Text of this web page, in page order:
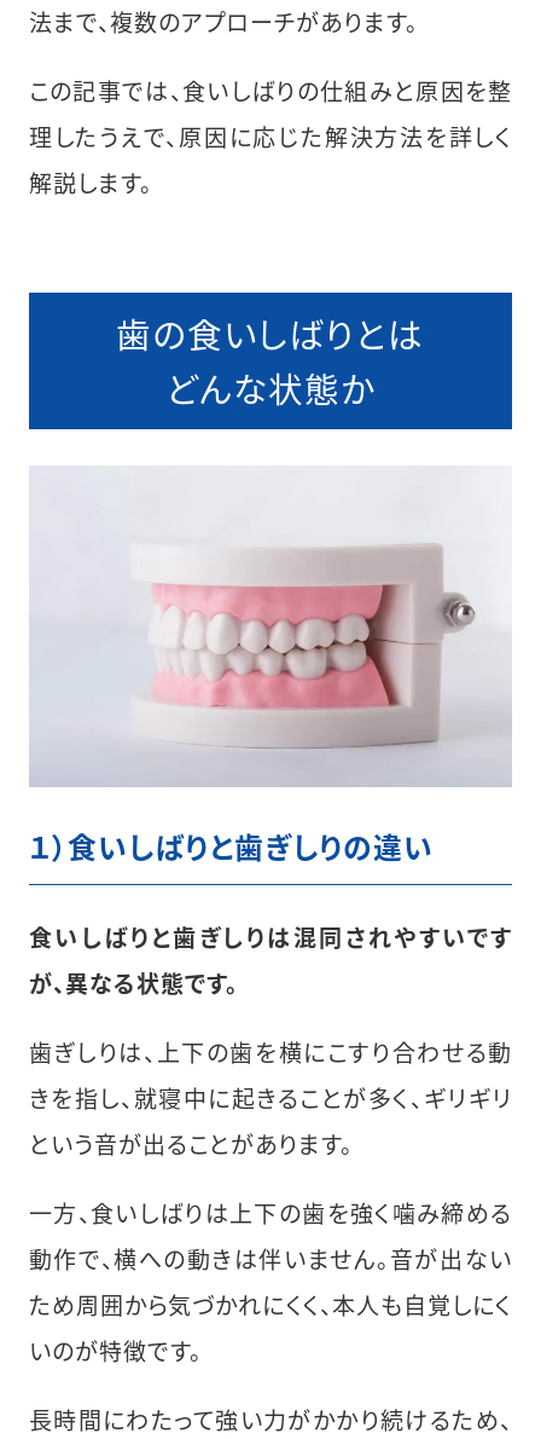
法まで、複数のアプローチがあります。
この記事では、食いしばりの仕組みと原因を整
理したうえで、原因に応じた解決方法を詳しく
解説します。
歯の食いしばりとは
どんな状態か
１）食いしばりと歯ぎしりの違い
食いしばりと歯ぎしりは混同されやすいです
が、異なる状態です。
歯ぎしりは、上下の歯を横にこすり合わせる動
きを指し、就寝中に起きることが多く、ギリギリ
という音が出ることがあります。
一方、食いしばりは上下の歯を強く噛み締める
動作で、横への動きは伴いません。音が出ない
ため周囲から気づかれにくく、本人も自覚しにく
いのが特徴です。
長時間にわたって強い力がかかり続けるため、